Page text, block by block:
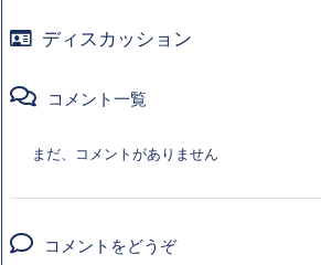
ディスカッション
コメント一覧
まだ、コメントがありません
コメントをどうぞ